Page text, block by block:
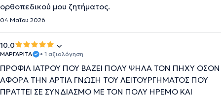
ορθοπεδικού μου ζητήματος.
04 Μαΐου 2026
10.0
ΜΑΡΓΑΡΊΤΑ • 1 αξιολόγηση
ΠΡΟΦΙΛ ΙΑΤΡΟΥ ΠΟΥ ΒΑΖΕΙ ΠΟΛΥ ΨΗΛΑ ΤΟΝ ΠΗΧΥ ΟΣΟΝ
ΑΦΟΡΑ ΤΗΝ ΑΡΤΙΑ ΓΝΩΣΗ ΤΟΥ ΛΕΙΤΟΥΡΓΗΜΑΤΟΣ ΠΟΥ
ΠΡΑΤΤΕΙ ΣΕ ΣΥΝΔΙΑΣΜΟ ΜΕ ΤΟΝ ΠΟΛΥ ΗΡΕΜΟ ΚΑΙ